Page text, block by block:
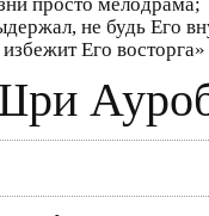
не будь Его
Его восторга»